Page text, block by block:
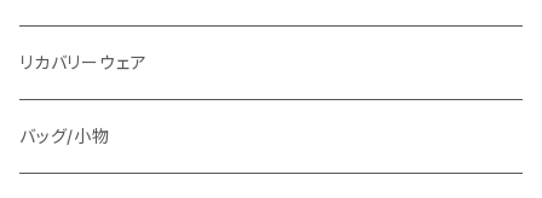
TAION
マウンテンパーカー/アウトドア
ダウン / 中綿アウター
ワイシャツ
ニット/Tシャツ/カットソー
スウェット/パーカー
アウター
トップス（ブラウス/カットソー）
ジャケット
リカバリーウェア
バッグ/小物